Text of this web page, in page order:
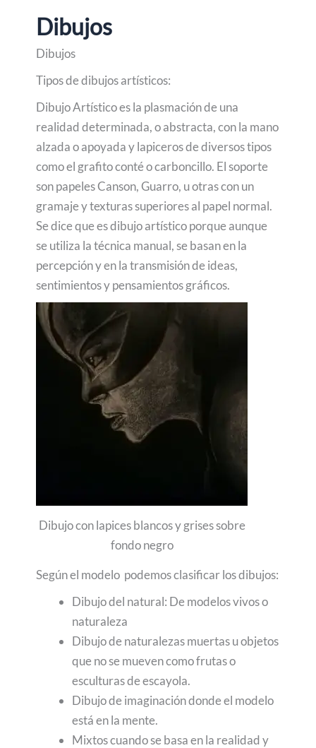
Dibujos
Dibujos
Tipos de dibujos artísticos:
Dibujo Artístico es la plasmación de una
realidad determinada, o abstracta, con la mano
alzada o apoyada y lapiceros de diversos tipos
como el grafito conté o carboncillo. El soporte
son papeles Canson, Guarro, u otras con un
gramaje y texturas superiores al papel normal.
Se dice que es dibujo artístico porque aunque
se utiliza la técnica manual, se basan en la
percepción y en la transmisión de ideas,
sentimientos y pensamientos gráficos.
Dibujo con lapices blancos y grises sobre
fondo negro
Según el modelo podemos clasificar los dibujos:
Dibujo del natural: De modelos vivos o
naturaleza
Dibujo de naturalezas muertas u objetos
que no se mueven como frutas o
esculturas de escayola.
Dibujo de imaginación donde el modelo
está en la mente.
Mixtos cuando se basa en la realidad y